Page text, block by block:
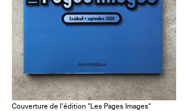
Couverture de l'édition "Les Pages Images"